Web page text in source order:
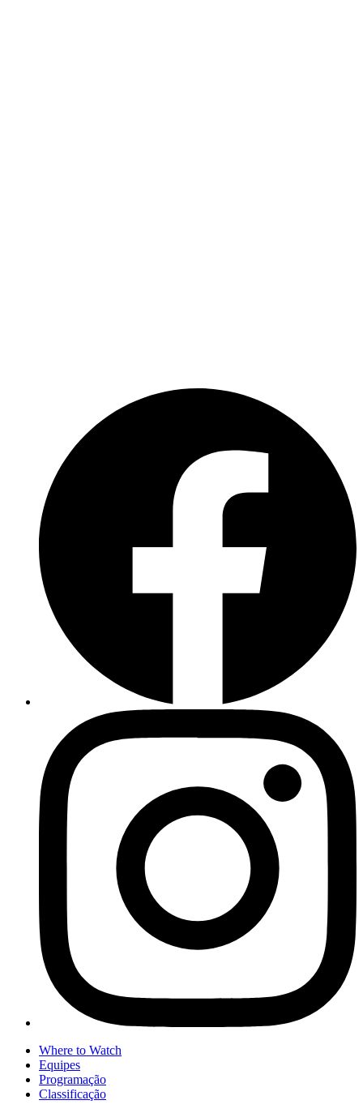
Where to Watch
Equipes
Programação
Classificação